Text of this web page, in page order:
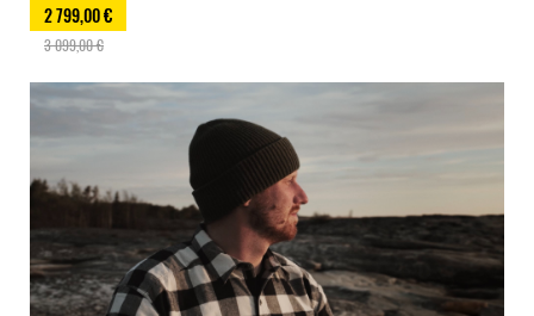
2 799,00 €
3 099,00 €